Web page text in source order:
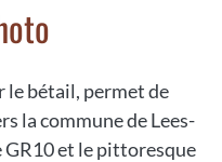
le bétail, permet de
la commune de Lees-
et le pittoresque